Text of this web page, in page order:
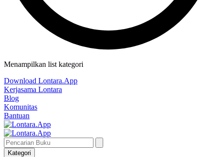
Menampilkan list kategori
Download Lontara.App
Kerjasama Lontara
Blog
Komunitas
Bantuan
Kategori